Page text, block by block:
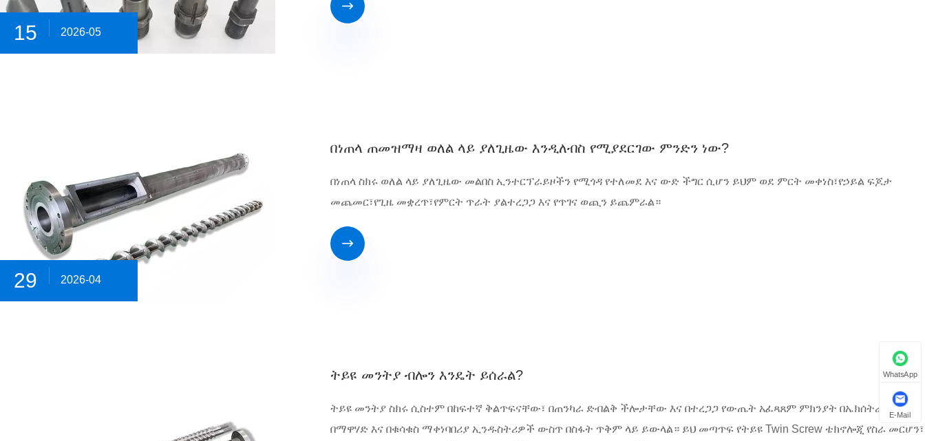
15 2026-05

29 2026-04
በነጠላ ጠመዝማዛ ወለል ላይ ያለጊዜው እንዲለብስ የሚያደርገው ምንድን ነው?
በነጠላ ስክሩ ወለል ላይ ያለጊዜው መልበስ ኢንተርፕራይዞችን የሚጎዳ የተለመደ እና ውድ ችግር ሲሆን ይህም ወደ ምርት መቀነስ፣የኃይል ፍጆታ
መጨመር፣የጊዜ መቋረጥ፣የምርት ጥራት ያልተረጋጋ እና የጥገና ወጪን ይጨምራል።

ትይዩ መንትያ ብሎን እንዴት ይሰራል?
ትይዩ መንትያ ስክሩ ሲስተም በከፍተኛ ቅልጥፍናቸው፣ በጠንካራ ድብልቅ ችሎታቸው እና በተረጋጋ የውጤት አፈጻጸም ምክንያት በኤክሰትራክሽን፣
በማዋሃድ እና በቁሳቁስ ማቀነባበሪያ ኢንዱስትሪዎች ውስጥ በስፋት ጥቅም ላይ ይውላል። ይህ መጣጥፍ የትይዩ Twin Screw ቴክኖሎጂ የስራ መርሆን፣
WhatsApp
E-Mail